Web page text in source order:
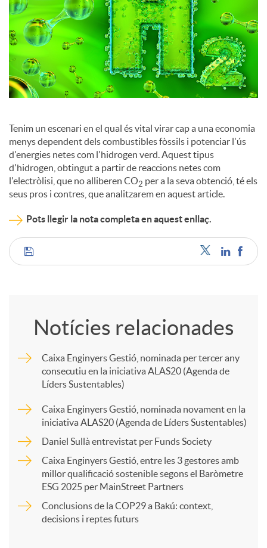
d
e
c
o
n
t
i
u
t
s
Tenim un escenari en el qual és vital virar cap a una economia
menys dependent dels combustibles fòssils i potenciar l'ús
d'energies netes com l'hidrogen verd. Aquest tipus
d'hidrogen, obtingut a partir de reaccions netes com
l'electròlisi, que no alliberen CO2 per a la seva obtenció, té els
seus pros i contres, que analitzarem en aquest article.
Pots llegir la nota completa en aquest enllaç.
C
m
r
t
Notícies relacionades
Caixa Enginyers Gestió, nominada per tercer any
consecutiu en la iniciativa ALAS20 (Agenda de
Líders Sustentables)
Caixa Enginyers Gestió, nominada novament en la
iniciativa ALAS20 (Agenda de Líders Sustentables)
Daniel Sullà entrevistat per Funds Society
Caixa Enginyers Gestió, entre les 3 gestores amb
millor qualificació sostenible segons el Baròmetre
ESG 2025 per MainStreet Partners
Conclusions de la COP29 a Bakú: context,
decisions i reptes futurs